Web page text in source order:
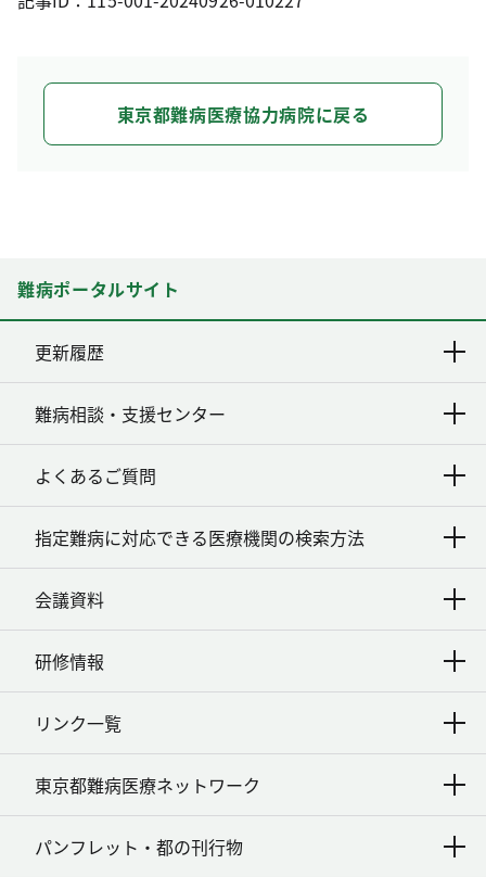
東京都難病医療協力病院に戻る
難病ポータルサイト
更新履歴
難病相談・支援センター
よくあるご質問
指定難病に対応できる医療機関の検索方法
会議資料
研修情報
リンク一覧
東京都難病医療ネットワーク
パンフレット・都の刊行物